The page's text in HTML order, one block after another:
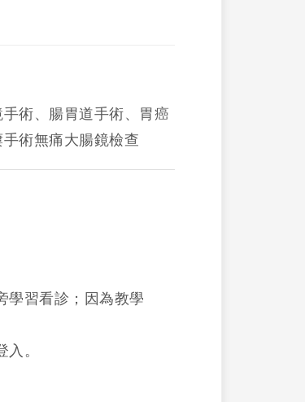
術、腸胃道手術、胃癌
術無痛大腸鏡檢查
學習看診；因為教學
。